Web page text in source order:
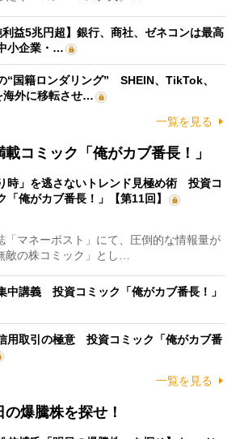
利益5兆円超】銀行、商社、ゼネコンは最高
小企業・…
“国籍ロンダリング” SHEIN、TikTok、
外に移転させ…
一覧を見る
コミック「俺がカブ番長！」
り時」を逃さないトレンド見極め術 投資コ
「俺がカブ番長！」【第11回】
マネーポスト」にて、圧倒的な情報量が
敵の株コミック」とし…
中講義 投資コミック「俺がカブ番長！」
用取引の極意 投資コミック「俺がカブ番
一覧を見る
爆騰株を探せ！